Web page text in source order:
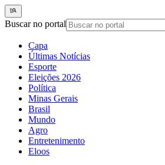
Buscar no portal
Capa
Últimas Notícias
Esporte
Eleições 2026
Política
Minas Gerais
Brasil
Mundo
Agro
Entretenimento
Eloos